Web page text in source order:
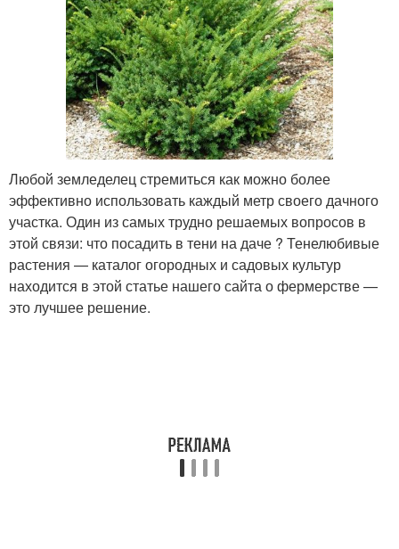
Любой земледелец стремиться как можно более
эффективно использовать каждый метр своего дачного
участка. Один из самых трудно решаемых вопросов в
этой связи: что посадить в тени на даче ? Тенелюбивые
растения — каталог огородных и садовых культур
находится в этой статье нашего сайта о фермерстве —
это лучшее решение.